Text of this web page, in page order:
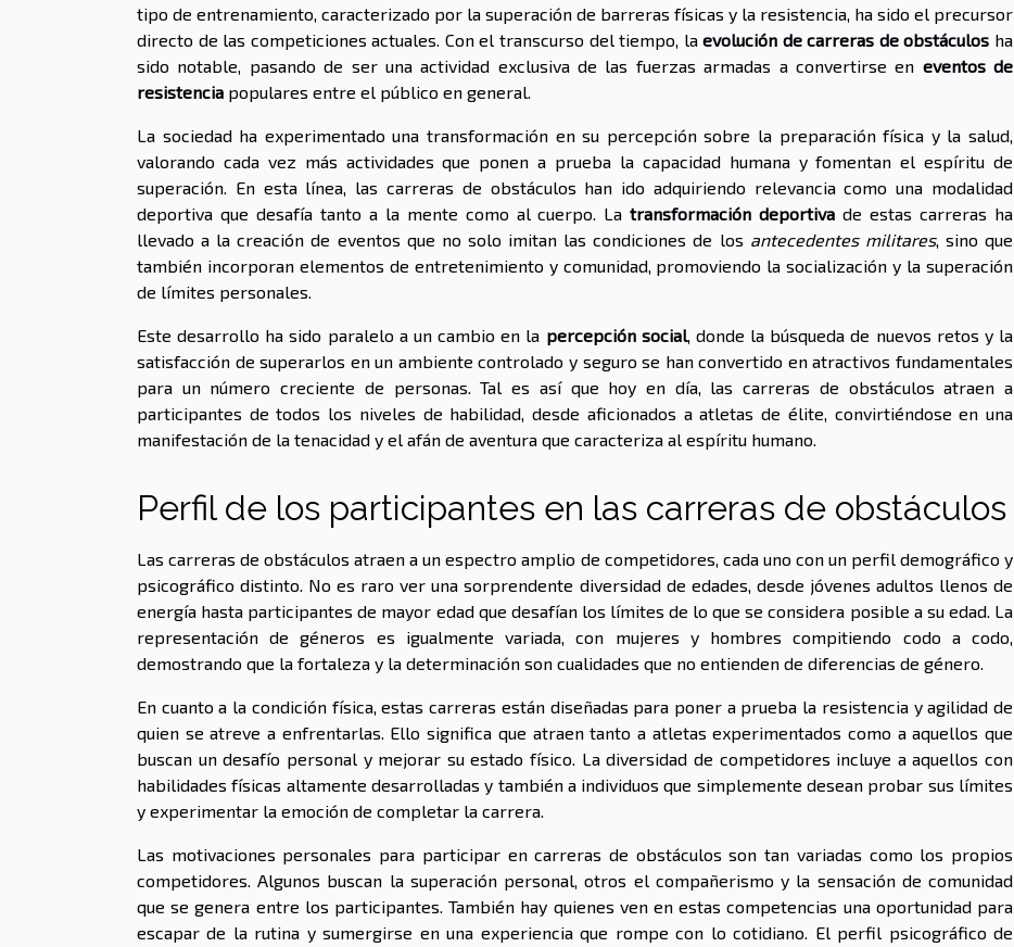
tipo de entrenamiento, caracterizado por la superación de barreras físicas y la resistencia, ha sido el precursor
directo de las competiciones actuales. Con el transcurso del tiempo, laevolución de carreras de obstáculos ha
sido notable, pasando de ser una actividad exclusiva de las fuerzas armadas a convertirse en eventos de
resistencia populares entre el público en general.
La sociedad ha experimentado una transformación en su percepción sobre la preparación física y la salud,
valorando cada vez más actividades que ponen a prueba la capacidad humana y fomentan el espíritu de
superación. En esta línea, las carreras de obstáculos han ido adquiriendo relevancia como una modalidad
deportiva que desafía tanto a la mente como al cuerpo. Latransformación deportiva de estas carreras ha
llevado a la creación de eventos que no solo imitan las condiciones de los antecedentes militares, sino que
también incorporan elementos de entretenimiento y comunidad, promoviendo la socialización y la superación
de límites personales.
Este desarrollo ha sido paralelo a un cambio en la percepción social, donde la búsqueda de nuevos retos y la
satisfacción de superarlos en un ambiente controlado y seguro se han convertido en atractivos fundamentales
para un número creciente de personas. Tal es así que hoy en día, las carreras de obstáculos atraen a
participantes de todos los niveles de habilidad, desde aficionados a atletas de élite, convirtiéndose en una
manifestación de la tenacidad y el afán de aventura que caracteriza al espíritu humano.
Perfil de los participantes en las carreras de obstáculos
Las carreras de obstáculos atraen a un espectro amplio de competidores, cada uno con un perfil demográfico y
psicográfico distinto. No es raro ver una sorprendente diversidad de edades, desde jóvenes adultos llenos de
energía hasta participantes de mayor edad que desafían los límites de lo que se considera posible a su edad. La
representación de géneros es igualmente variada, con mujeres y hombres compitiendo codo a codo,
demostrando que la fortaleza y la determinación son cualidades que no entienden de diferencias de género.
En cuanto a la condición física, estas carreras están diseñadas para poner a prueba la resistencia y agilidad de
quien se atreve a enfrentarlas. Ello significa que atraen tanto a atletas experimentados como a aquellos que
buscan un desafío personal y mejorar su estado físico. La diversidad de competidores incluye a aquellos con
habilidades físicas altamente desarrolladas y también a individuos que simplemente desean probar sus límites
y experimentar la emoción de completar la carrera.
Las motivaciones personales para participar en carreras de obstáculos son tan variadas como los propios
competidores. Algunos buscan la superación personal, otros el compañerismo y la sensación de comunidad
que se genera entre los participantes. También hay quienes ven en estas competencias una oportunidad para
escapar de la rutina y sumergirse en una experiencia que rompe con lo cotidiano. El perfil psicográfico de